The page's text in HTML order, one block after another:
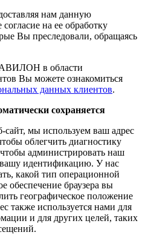
нам данную
на ее обработку
Вы преследовали, обращаясь
АВИЛОН в области
Вы можете ознакомиться
данных клиентов.
сохраняется
сайт, мы используем ваш адрес
облегчить диагностику
администрировать наш
вашу идентификацию. У нас
какой тип операционной
обеспечение браузера вы
географическое положение
также используется нами для
и для других целей, таких